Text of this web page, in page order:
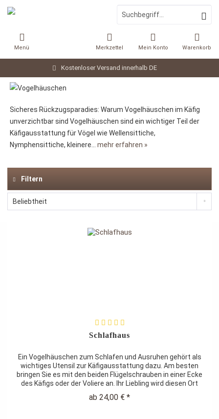
Kostenloser Versand innerhalb DE
Warenkorb
Merkzettel Mein Konto
Menü
Sicheres Rückzugsparadies: Warum Vogelhäuschen im Käfig
unverzichtbar sind Vogelhäuschen sind ein wichtiger Teil der
Käfigausstattung für Vögel wie Wellensittiche,
Nymphensittiche, kleinere... mehr erfahren »
Filtern
Schlafhaus
Ein Vogelhäuschen zum Schlafen und Ausruhen gehört als
wichtiges Utensil zur Käfigausstattung dazu. Am besten
bringen Sie es mit den beiden Flügelschrauben in einer Ecke
des Käfigs oder der Voliere an. Ihr Liebling wird diesen Ort
ab 24,00 € *